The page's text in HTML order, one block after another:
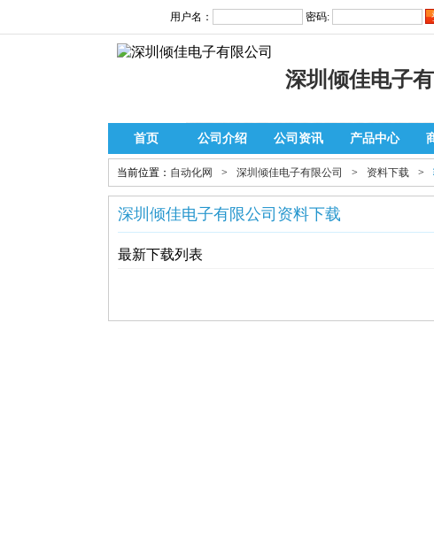
用户名： 密码:
深圳倾佳电子
首页 公司介绍 公司资讯 产品中心
当前位置： 自动化网 > 深圳倾佳电子有限公司 > 资料下载 >
深圳倾佳电子有限公司资料下载
最新下载列表